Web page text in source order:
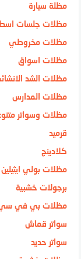
مظلة سيارة
مظلات جلسات
مظلات مخروطي
مظلات اسواق
مظلات الشد
مظلات المدارس
مظلات وسواتر
قرميد
كلادينج
مظلات بولي ايثيلين
برجولات خشبية
مظلات بي في
سواتر قماش
سواتر حديد